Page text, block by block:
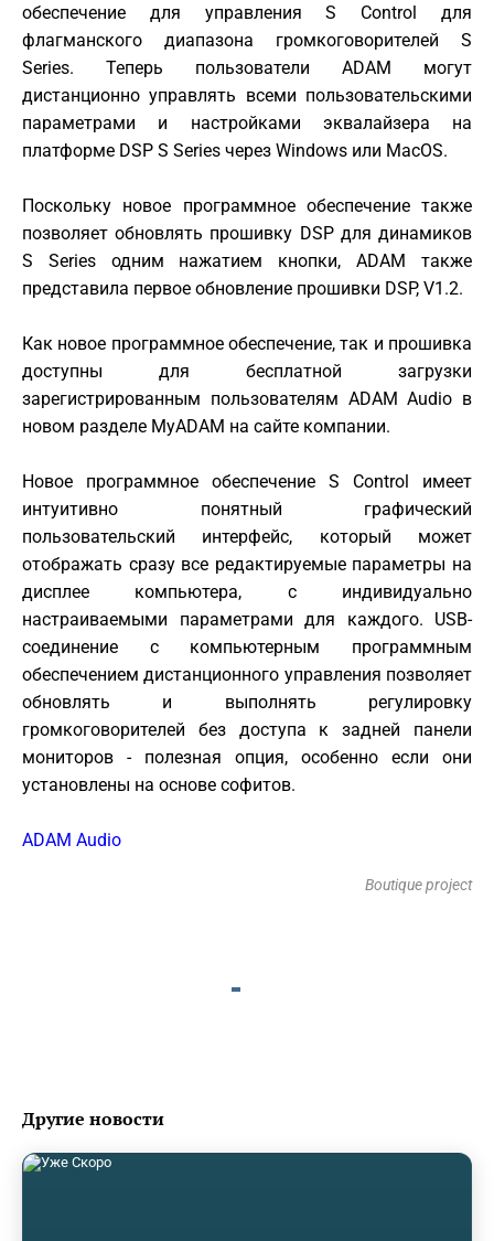
обеспечение для управления S Control для
флагманского диапазона громкоговорителей S
Series. Теперь пользователи ADAM могут
дистанционно управлять всеми пользовательскими
параметрами и настройками эквалайзера на
платформе DSP S Series через Windows или MacOS.
Поскольку новое программное обеспечение также
позволяет обновлять прошивку DSP для динамиков
S Series одним нажатием кнопки, ADAM также
представила первое обновление прошивки DSP, V1.2.
Как новое программное обеспечение, так и прошивка
доступны для бесплатной загрузки
зарегистрированным пользователям ADAM Audio в
новом разделе MyADAM на сайте компании.
Новое программное обеспечение S Control имеет
интуитивно понятный графический
пользовательский интерфейс, который может
отображать сразу все редактируемые параметры на
дисплее компьютера, с индивидуально
настраиваемыми параметрами для каждого. USB-
соединение с компьютерным программным
обеспечением дистанционного управления позволяет
обновлять и выполнять регулировку
громкоговорителей без доступа к задней панели
мониторов - полезная опция, особенно если они
установлены на основе софитов.
ADAM Audio
Boutique project
Другие новости